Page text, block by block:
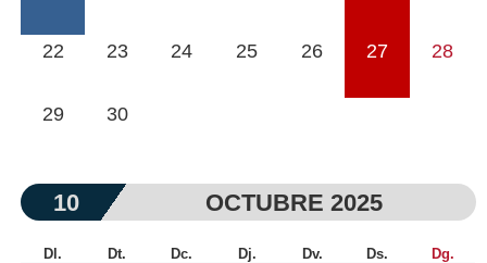
22 23 24 25 26 27 28
29 30
10 OCTUBRE 2025
Dl. Dt. Dc. Dj. Dv. Ds. Dg.